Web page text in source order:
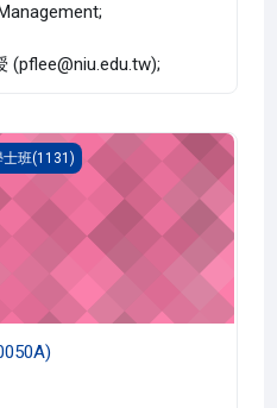
(pflee@niu.edu.tw);
士班(1131)